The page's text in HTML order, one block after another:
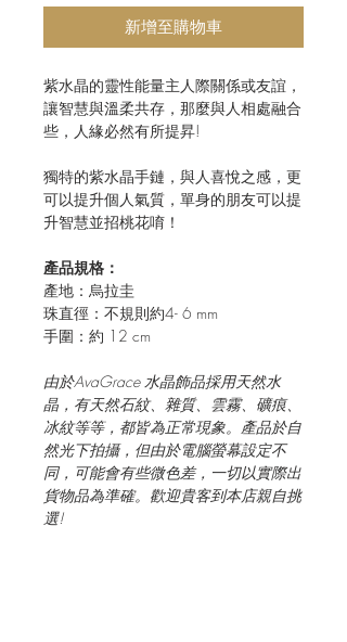
新增至購物車
紫水晶的靈性能量主人際關係或友誼，
讓智慧與溫柔共存，那麼與人相處融合
些，人緣必然有所提昇!
獨特的紫水晶手鏈，與人喜悅之感，更
可以提升個人氣質，單身的朋友可以提
升智慧並招桃花唷！
產品規格：
產地：烏拉圭
珠直徑：不規則約4- 6 mm
手圍：約 12 cm
由於AvaGrace水晶飾品採用天然水
晶，有天然石紋、雜質、雲霧、礦痕、
冰紋等等，都皆為正常現象。產品於自
然光下拍攝，但由於電腦螢幕設定不
同，可能會有些微色差，一切以實際出
貨物品為準確。 歡迎貴客到本店親自挑
選!